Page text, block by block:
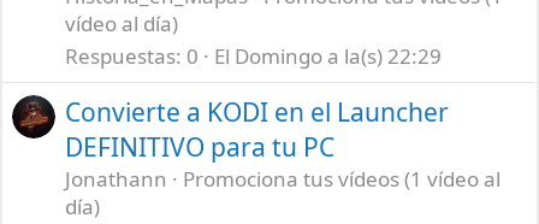
vídeo al día)
Respuestas 0 El Domingo a la(s) 22:29
Convierte a KODI en el Launcher
DEFINITIVO para tu PC
Jonathann
Promociona tus vídeos (1 vídeo al
día)